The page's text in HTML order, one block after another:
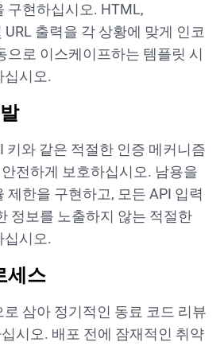
구현하십시오. HTML,
출력을 각 상황에 맞게 인코
으로 이스케이프하는 템플릿 시
십시오.
키와 같은 적절한 인증 메커니즘
전하게 보호하십시오. 남용을
제한을 구현하고, 모든 API 입력
정보를 노출하지 않는 적절한
십시오.
세스
삼아 정기적인 동료 코드 리뷰
시오. 배포 전에 잠재적인 취약